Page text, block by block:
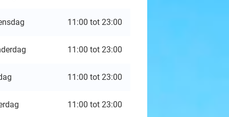
11:00 tot 23:00
11:00 tot 23:00
11:00 tot 23:00
11:00 tot 23:00